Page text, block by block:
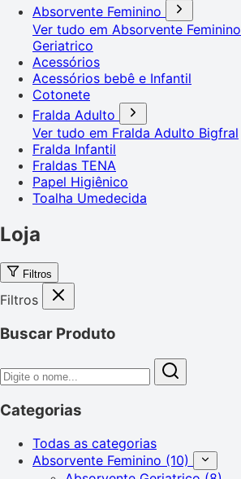
Absorvente Feminino
Ver tudo em Absorvente Feminino
Geriatrico
Acessórios
Acessórios bebê e Infantil
Cotonete
Fralda Adulto
Ver tudo em Fralda Adulto Bigfral
Fralda Infantil
Fraldas TENA
Papel Higiênico
Toalha Umedecida
Loja
Filtros
Filtros
Buscar Produto
Categorias
Todas as categorias
Absorvente Feminino (10)